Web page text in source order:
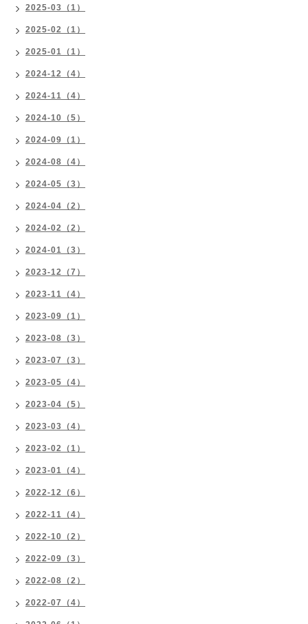
2025-03（1）
2025-02（1）
2025-01（1）
2024-12（4）
2024-11（4）
2024-10（5）
2024-09（1）
2024-08（4）
2024-05（3）
2024-04（2）
2024-02（2）
2024-01（3）
2023-12（7）
2023-11（4）
2023-09（1）
2023-08（3）
2023-07（3）
2023-05（4）
2023-04（5）
2023-03（4）
2023-02（1）
2023-01（4）
2022-12（6）
2022-11（4）
2022-10（2）
2022-09（3）
2022-08（2）
2022-07（4）